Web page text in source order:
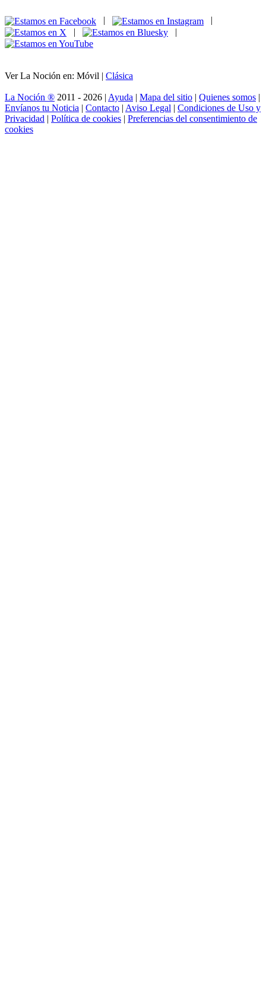
|
|
Ver La Noción en: Móvil | Clásica
La Noción ® 2011 - 2026 | Ayuda | Mapa del sitio | Quienes somos |
Envíanos tu Noticia | Contacto | Aviso Legal | Condiciones de Uso y
Privacidad | Política de cookies | Preferencias del consentimiento de
cookies